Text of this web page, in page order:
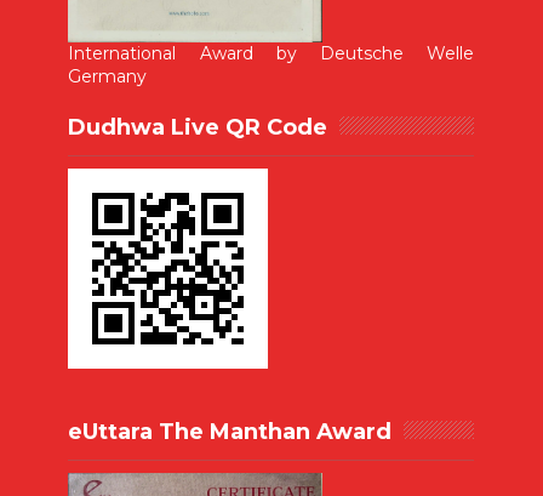
International Award by Deutsche Welle
Germany
Dudhwa Live QR Code
eUttara The Manthan Award